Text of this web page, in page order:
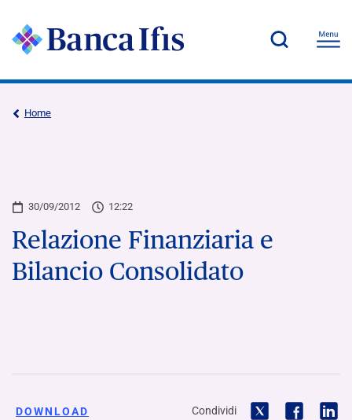
Home
30/09/2012 12:22
Relazione Finanziaria e
Bilancio Consolidato
DOWNLOAD Condividi